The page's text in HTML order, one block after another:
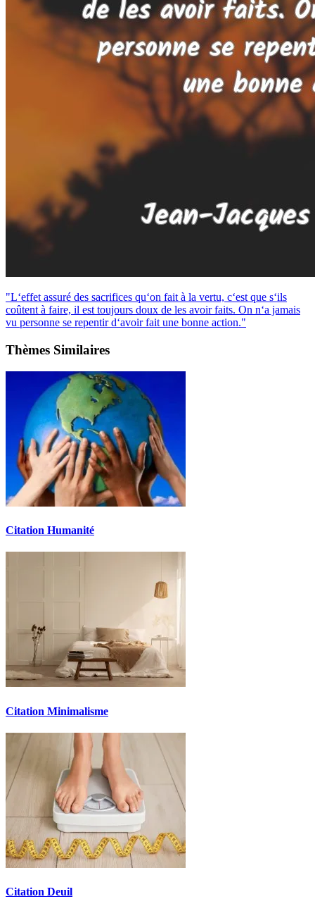
"L‘effet assuré des sacrifices qu‘on fait à la vertu, c‘est que s‘ils
coûtent à faire, il est toujours doux de les avoir faits. On n‘a jamais
vu personne se repentir d‘avoir fait une bonne action."
Thèmes Similaires
Citation Humanité
Citation Minimalisme
Citation Deuil